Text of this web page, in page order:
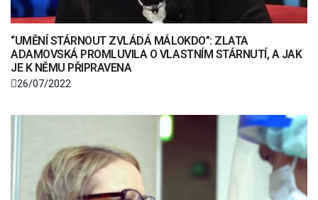
“UMĚNÍ STÁRNOUT ZVLÁDÁ MÁLOKDO”: ZLATA
ADAMOVSKÁ PROMLUVILA O VLASTNÍM STÁRNUTÍ, A JAK
JE K NĚMU PŘIPRAVENA
26/07/2022